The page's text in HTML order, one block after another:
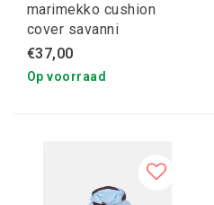
marimekko cushion
cover savanni
€37,00
Op voorraad